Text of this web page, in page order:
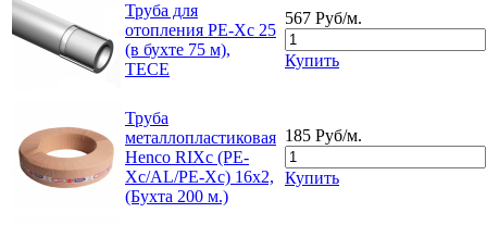
Труба для
отопления РЕ-Хс 25
(в бухте 75 м),
TECE
567 Руб/м.
Купить
Труба
металлопластиковая
Henco RIXc (PE-
Xc/AL/PE-Xc) 16x2,
(Бухта 200 м.)
185 Руб/м.
Купить